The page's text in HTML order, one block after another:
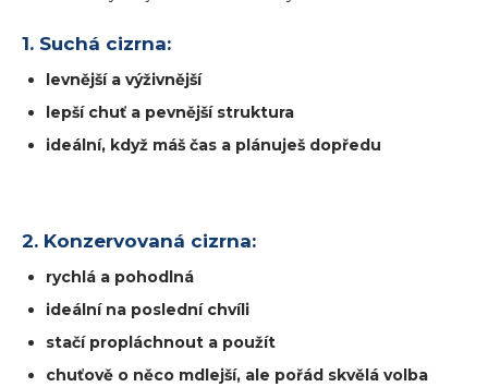
1. Suchá cizrna:
levnější a výživnější
lepší chuť a pevnější struktura
ideální, když máš čas a plánuješ dopředu
2. Konzervovaná cizrna:
rychlá a pohodlná
ideální na poslední chvíli
stačí propláchnout a použít
chuťově o něco mdlejší, ale pořád skvělá volba